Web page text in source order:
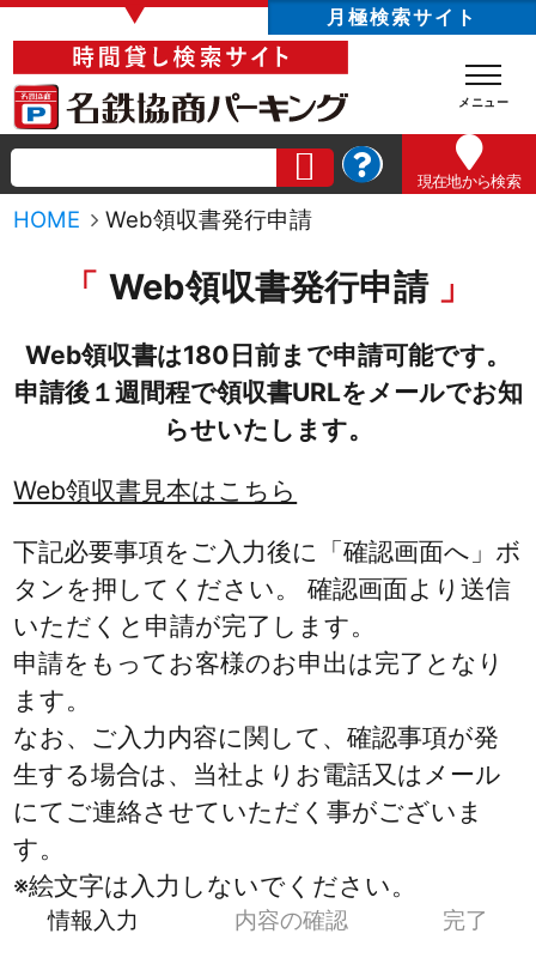
▼ 月極検索サイト
現在地から検索
HOME Web領収書発行申請
Web領収書発行申請
Web領収書は180日前まで申請可能です。
申請後１週間程で領収書URLをメールでお知
らせいたします。
Web領収書見本はこちら
下記必要事項をご入力後に「確認画面へ」ボ
タンを押してください。 確認画面より送信
いただくと申請が完了します。
申請をもってお客様のお申出は完了となり
ます。
なお、ご入力内容に関して、確認事項が発
生する場合は、当社よりお電話又はメール
にてご連絡させていただく事がございま
す。
※絵文字は入力しないでください。
情報入力 内容の確認 完了